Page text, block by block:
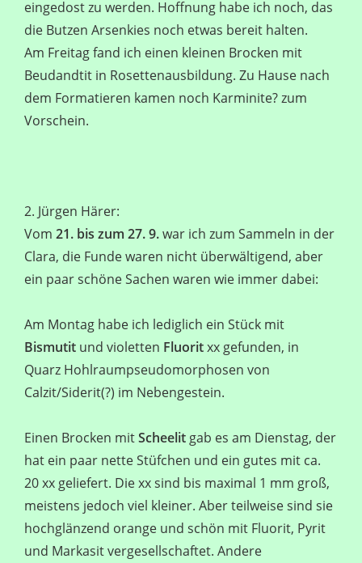
eingedost zu werden. Hoffnung habe ich noch, das
die Butzen Arsenkies noch etwas bereit halten.
Am Freitag fand ich einen kleinen Brocken mit
Beudandtit in Rosettenausbildung. Zu Hause nach
dem Formatieren kamen noch Karminite? zum
Vorschein.
2. Jürgen Härer:
Vom 21. bis zum 27. 9.war ich zum Sammeln in der
Clara, die Funde waren nicht überwältigend, aber
ein paar schöne Sachen waren wie immer dabei:
Am Montag habe ich lediglich ein Stück mit
Bismutit und violetten Fluoritxx gefunden, in
Quarz Hohlraumpseudomorphosen von
Calzit/Siderit(?) im Nebengestein.
Einen Brocken mitScheelit gab es am Dienstag, der
hat ein paar nette Stüfchen und ein gutes mit ca.
20 xx geliefert. Die xx sind bis maximal 1 mm groß,
meistens jedoch viel kleiner. Aber teilweise sind sie
hochglänzend orange und schön mit Fluorit, Pyrit
und Markasit vergesellschaftet. Andere